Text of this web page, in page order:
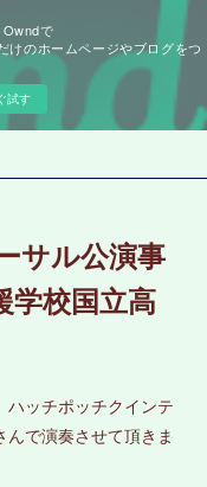
で
けのホームページやブログをつ
試す
サル公演事
校国立高
ッチポッチクインテ
で演奏させて頂きま